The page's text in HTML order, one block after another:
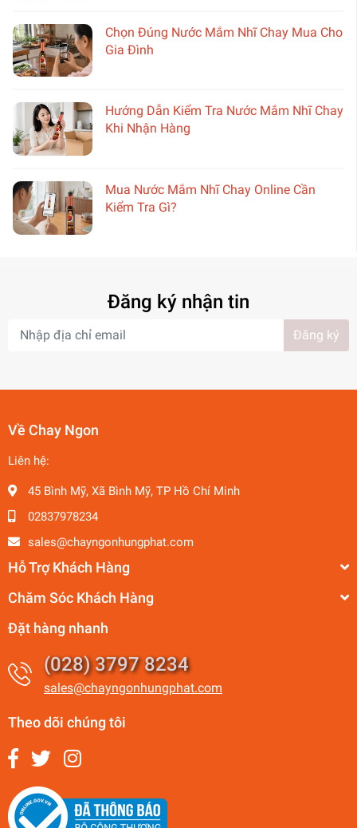
Chọn Đúng Nước Mắm Nhĩ Chay Mua Cho
Gia Đình
Hướng Dẫn Kiểm Tra Nước Mắm Nhĩ Chay
Khi Nhận Hàng
Mua Nước Mắm Nhĩ Chay Online Cần
Kiểm Tra Gì?
Đăng ký nhận tin
Đăng ký
Về Chay Ngon
Liên hệ:
45 Bình Mỹ, Xã Bình Mỹ, TP Hồ Chí Minh
02837978234
sales@chayngonhungphat.com
Hỗ Trợ Khách Hàng
Chăm Sóc Khách Hàng
Đặt hàng nhanh
(028) 3797 8234
sales@chayngonhungphat.com
Theo dõi chúng tôi